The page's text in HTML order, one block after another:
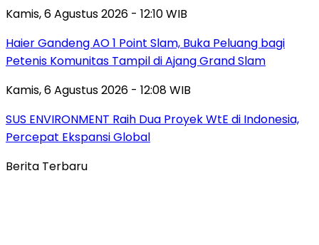
Kamis, 6 Agustus 2026 - 12:10 WIB
Haier Gandeng AO 1 Point Slam, Buka Peluang bagi
Petenis Komunitas Tampil di Ajang Grand Slam
Kamis, 6 Agustus 2026 - 12:08 WIB
SUS ENVIRONMENT Raih Dua Proyek WtE di Indonesia,
Percepat Ekspansi Global
Berita Terbaru